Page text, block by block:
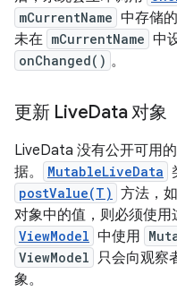
mCurrentName 中存储
未在 mCurrentName 中
onChanged() 。
更新 LiveData 对象
LiveData 没有公开可用
据。
MutableLiveData
postValue(T) 方法，
对象中的值，则必须使
ViewModel 中使用
ViewModel 只会向观察
象。